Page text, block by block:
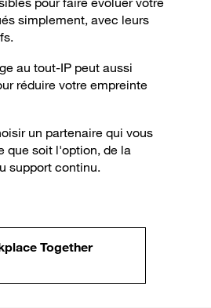
simplement, avec leurs
au tout-IP peut aussi
réduire votre empreinte
un partenaire qui vous
que soit l'option, de la
support continu.
Together